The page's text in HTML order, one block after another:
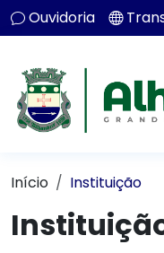
Ouvidoria
Início Instituição